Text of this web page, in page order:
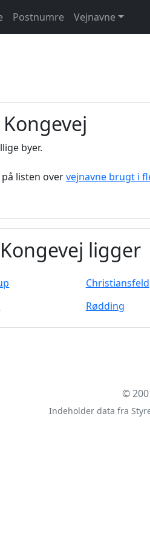
Postnumre Vejnavne
byer.
listen overvejnavne brugt i
ligger
Christiansfeld
Rødding
©
Indeholder data fra